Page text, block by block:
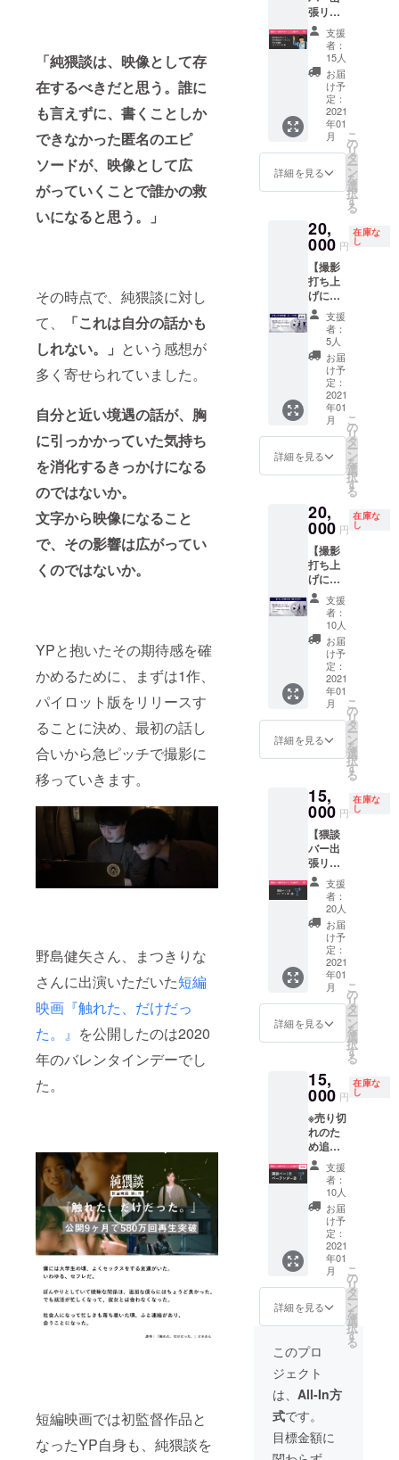
「純猥談は、映像として存
在するべきだと思う。誰に
も言えずに、書くことしか
できなかった匿名のエピ
ソードが、映像として広
がっていくことで誰かの救
いになると思う。」
その時点で、純猥談に対し
て、
「これは自分の話かも
しれない。」 という感想が
多く寄せられていました。
自分と近い境遇の話が、胸
に引っかかっていた気持ち
を消化するきっかけになる
のではないか。
文字から映像になること
で、その影響は広がってい
くのではないか。
YPと抱いたその期待感を確
かめるために、まずは1作、
パイロット版をリリースす
ることに決め、最初の話し
合いから急ピッチで撮影に
移っていきます。
野島健矢さん、まつきりな
さんに出演いただいた短編
映画『触れた、だけだっ
た。』 を公開したのは2020
年のバレンタインデーでし
た。
短編映画では初監督作品と
なったYP自身も、純猥談を
開に先
んじ
て、一
足先に
本編映
画を御
覧いた
だける
限定
URLを
お送り
いたし
ます。
※URLの
なさら
ないよ
う、ご
注意く
ださ
い。 ※
先行上
映イベ
ントと
同日の
12/23(
水)配信
を予定
してお
りま
す。 ◎
脚本
データ
送付 実
影に使
用した
脚本・
絵コン
テの
データ
をメー
ルにて
お送り
いたし
ます。
・エン
ドロー
ルに掲
載をご
希望の
お名前
を"8文
字以下
で"備考
欄にご
記入く
ださ
い。 ・
エンド
のお名
前は掲
載なし
でもOK
です。
「エン
ドロー
ル掲載
なし」
と備考
欄にご
記入く
ださ
い。 ・
公序良
俗に反
するお
名前と
弊社で
た場
合、文
字数が9
文字以
上と
なって
いた場
合、
CAMPF
IREのア
カウン
ト名、
もしく
はこち
らで8文
字以下
に編集
したお
名前を
せてい
ただき
ます。
◎限定
オリジ
ナルク
リアス
テッ
カー 今
回のク
ラウド
ファン
ディン
グ限定
のオリ
ジナル
クリア
5cm×横
8cm。
※オリジ
ナルス
テッ
カーの
み2021
年1月の
お届け
となり
ます。
◎オン
ライン
での本
編先行
公開
12/24(
んじ
足先に
本編映
画を御
覧いた
だける
限定
掲載
【中】
本編エ
ンド
ロール
にてご
希望の
お名前
を掲載
させて
いただ
す。 お
名前は8
下でお
願いい
たしま
す。 ※
注意点
・エン
ドロー
ルに掲
載をご
希望の
お名前
を"8文
字以下
で"備考
欄にご
記入く
ださ
い。 ・
エンド
のお名
前は掲
載なし
でもOK
です。
「エン
ドロー
ル掲載
なし」
と備考
欄にご
記入く
ださ
い。 ・
公序良
俗に反
するお
名前と
弊社で
た場
合、文
字数が9
文字以
上と
なって
いた場
合、
CAMPF
IREのア
カウン
ト名、
もしく
はこち
らで8文
字以下
に編集
したお
名前を
せてい
ただき
ます。
◎限定
オリジ
ナルク
リアス
テッ
カー 今
回のク
ラウド
ファン
ディン
グ限定
のオリ
ジナル
クリア
す。縦
5cm×横
8cm。
※オリジ
ナルス
テッ
カーの
み2021
2020/12
/23(水)
20:00~
21:00 ※
新型コ
ロナウ
イルス
の蔓延
状況に
よっ
て、オ
ン開催
に変更
合がご
ざいま
す。 ◎
エンド
ロール
お名前
掲載
【大】
本編エ
ンド
ロール
にてご
希望の
お名前
を掲載
させて
いただ
きま
す。
は8文字
以下で
お願い
いたし
ます。
※注意点
・エン
ドロー
ルに掲
載をご
希望の
お名前
を"8文
字以下
で"備考
欄にご
記入く
ださ
い。 ・
ロール
のお名
前は掲
載なし
でもOK
です。
「エン
ドロー
ル掲載
なし」
と備考
欄にご
記入く
ださ
い。 ・
公序良
俗に反
するお
名前と
判断し
た場
合、文
字数が9
文字以
上と
なって
いた場
合、
CAMPF
IREのア
カウン
ト名、
もしく
はこち
らで8文
字以下
名前を
記載さ
せてい
ただき
ます。
◎限定
オリジ
ナルク
となり
ます。
※住所は
会員の
みに開
示して
おりま
す。阿
佐ヶ谷
駅徒歩5
ざいま
す。 ※
ンディ
ング期
間終了
後、入
力いた
だいた
メール
アドレ
ス宛に
会員権
をお送
りさせ
ていた
だきま
す。
から会
員権を
いてか
ら1年間
有効で
す。
バー
「猥談
バー」
にて1日
バーテ
ンダー
を行え
るリ
ターン
です。
猥談
バー概
bar.co
m/welc
ome
※20歳以
上限定
のリ
ターン
となり
ます。
※住所は
メール
にてお
送りい
たしま
す。阿
佐ヶ谷
駅徒歩5
店舗は
土日営
業とな
りま
す。 ※
クラウ
ドファ
ンディ
ング期
間終了
後、入
力いた
だいた
メール
アドレ
日程調
整のご
させて
いただ
きま
す。
張リ
ター
ン：ポ
イン
ティ何
でも相
談権】
■リター
ン内容
株式会
社ポイ
ンティ
CEO佐
伯ポイ
へのオ
ンライ
ンなん
でも相
談権(30
分)で
す。 恋
愛だけ
じゃな
くて
ね、隣
人トラ
ブルと
か、遺
産相続
とかど
んな相
※クラウ
ドファ
ンディ
ング期
間終了
後、入
力いた
だいた
メール
アドレ
ス宛に
日程調
整の連
絡をお
送りさ
せてい
ただき
支援
者：
15人
お届
け予
定：
2021
年01
月
詳細を見る
こ
の
リ
タ
ー
ン
を
選
択
す
る
20,
000 円
在庫な
し
【撮影
打ち上
げに参
加いた
だけま
す】 ■
リター
ン内容
監督を
含むス
タッ
フ・
キャス
トが参
加する
打ち上
参加券
です。
開催場
所：東
京都23
区内で
の開催
日時：
2021/1/
9(土)
19:00~
※リター
ン価格
には当
日の飲
食費を
含みま
メール
にて
追って
ご連絡
いたし
ます。
支援
者：
5人
お届
け予
定：
2021
年01
月
詳細を見る
こ
の
リ
タ
ー
ン
を
選
択
す
る
20,
000 円
在庫な
し
【撮影
打ち上
げに参
加いた
だけま
す】 ■
リター
ン内容
監督を
含むス
タッ
フ・
キャス
トが参
加する
打ち上
参加券
です。
開催場
所：東
京都23
区内で
の開催
日時：
2021/1/
9(土)
19:00~
※リター
ン価格
には当
日の飲
食費を
含みま
メール
にて
追って
ご連絡
いたし
ます。
支援
者：
10人
お届
け予
定：
2021
年01
月
詳細を見る
こ
の
リ
タ
ー
ン
を
選
択
す
る
15,
000 円
在庫な
し
【猥談
バー出
張リ
ター
ン：猥
談バー1
日バー
テン
ダー
権】 ■
リター
ン内容
株式会
社ポイ
ンティ
が運営
京阿
佐ヶ谷
にある
会員制
バー
「猥談
バー」
にて1日
バーテ
ンダー
を行え
るリ
ターン
です。
猥談
バー概
要
bar.co
m/welc
ome
※20歳以
上限定
のリ
ターン
となり
支援
者：
20人
お届
け予
定：
2021
年01
月
詳細を見る
こ
の
リ
タ
ー
ン
を
選
択
す
る
15,
000 円
在庫な
し
※売り切
れのた
め追加
です！
【猥談
バー出
張リ
ター
ン：猥
談バー1
日バー
テン
ダー
権】 ■
リター
ン内容
株式会
社ポイ
ンティ
が運営
する東
京阿
佐ヶ谷
にある
支援
者：
10人
お届
け予
定：
2021
年01
月
詳細を見る
こ
の
リ
タ
ー
ン
を
選
択
す
る
このプロ
ジェクト
は、 All-In方
式です。
目標金額に